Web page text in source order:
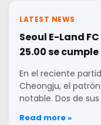
LATEST NEWS
Seoul E-Land
25.00 se cumple
En el reciente
Cheongju, el
notable. Dos de
Read more »